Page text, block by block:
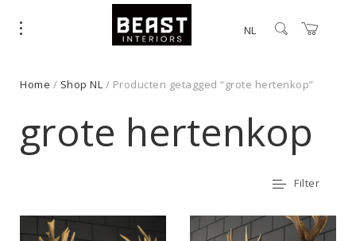
NL
Home / Shop NL / Producten getagged “grote hertenkop”
grote hertenkop
Filter